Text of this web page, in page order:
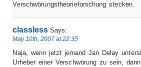
Verschwörungstheorieforschung stecken.
classless Says:
May 10th, 2007 at 22:35
Naja, wenn jetzt jemand Jan Delay
Urheber einer Verschwörung zu sein,